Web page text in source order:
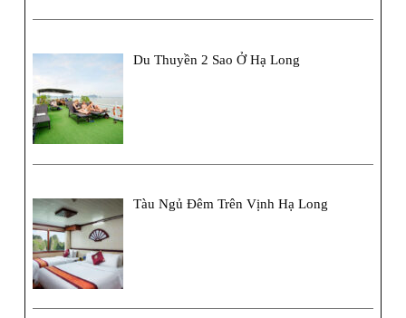
Du Thuyền 2 Sao Ở Hạ Long
Tàu Ngủ Đêm Trên Vịnh Hạ Long